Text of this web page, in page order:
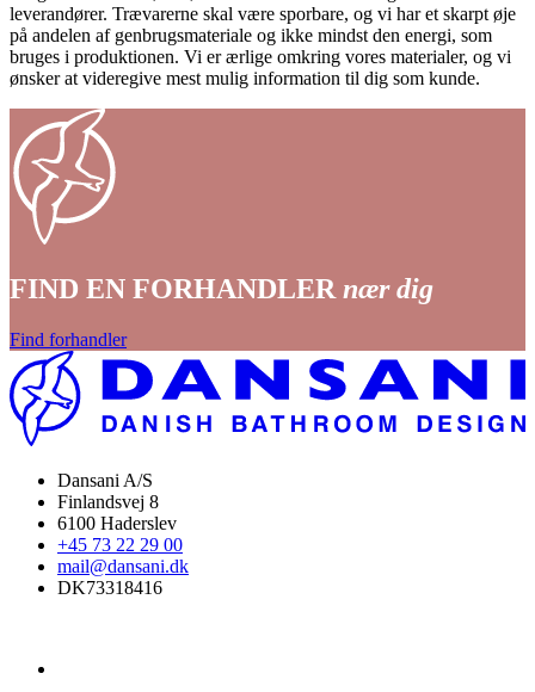
leverandører. Trævarerne skal være sporbare, og vi har et skarpt øje
på andelen af genbrugsmateriale og ikke mindst den energi, som
bruges i produktionen. Vi er ærlige omkring vores materialer, og vi
ønsker at videregive mest mulig information til dig som kunde.
FIND EN FORHANDLER nær dig
Find forhandler
Dansani A/S
Finlandsvej 8
6100 Haderslev
+45 73 22 29 00
mail@dansani.dk
DK73318416